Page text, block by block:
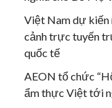
Việt Nam dự kiến
cảnh trực tuyến
quốc tế
AEON tổ chức
ẩm thực Việt tới